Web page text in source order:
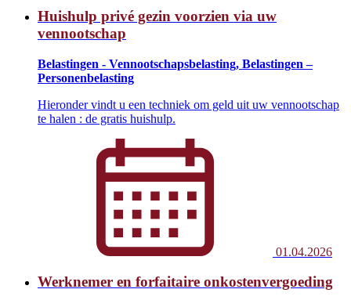
Huishulp privé gezin voorzien via uw
vennootschap
Belastingen - Vennootschapsbelasting, Belastingen –
Personenbelasting
Hieronder vindt u een techniek om geld uit uw vennootschap
te halen : de gratis huishulp.
01.04.2026
Werknemer en forfaitaire onkostenvergoeding